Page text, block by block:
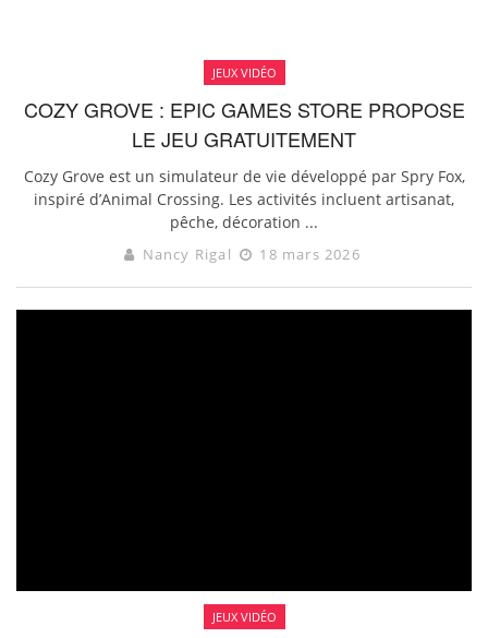
JEUX VIDÉO
COZY GROVE : EPIC GAMES STORE PROPOSE
LE JEU GRATUITEMENT
Cozy Grove est un simulateur de vie développé par Spry Fox,
inspiré d’Animal Crossing. Les activités incluent artisanat,
pêche, décoration ...
Nancy Rigal 18 mars 2026
JEUX VIDÉO